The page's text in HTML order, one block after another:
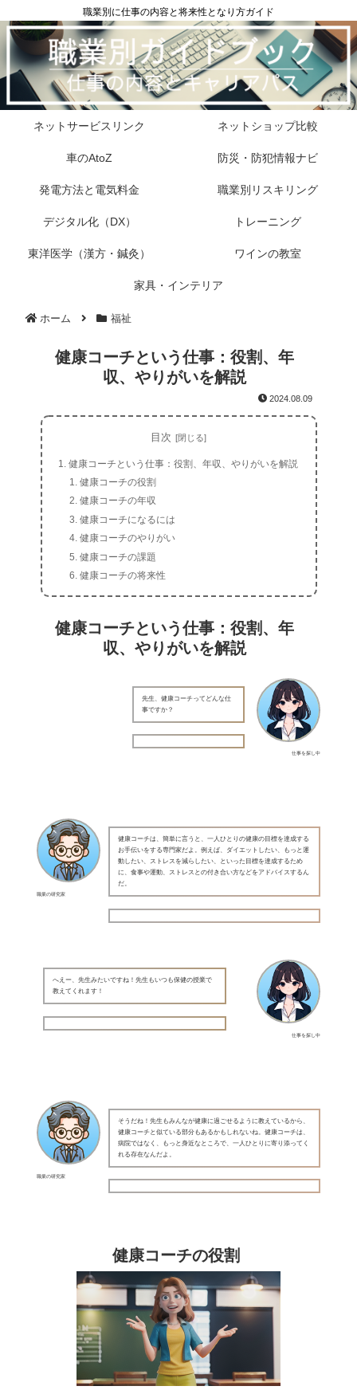
職業別に仕事の内容と将来性となり方ガイド
ネットサービスリンク ネットショップ比較
車のAtoZ 防災・防犯情報ナビ
発電方法と電気料金 職業別リスキリング
デジタル化（DX） トレーニング
東洋医学（漢方・鍼灸） ワインの教室
家具・インテリア
ホーム 福祉
健康コーチという仕事：役割、年
収、やりがいを解説
2024.08.09
目次
健康コーチという仕事：役割、年収、やりがいを解説
健康コーチの役割
健康コーチの年収
健康コーチになるには
健康コーチのやりがい
健康コーチの課題
健康コーチの将来性
健康コーチという仕事：役割、年
収、やりがいを解説
仕事を探し中
先生、健康コーチってどんな仕
事ですか？
職業の研究家
健康コーチは、簡単に言うと、一人ひとりの健康の目標を達成する
お手伝いをする専門家だよ。例えば、ダイエットしたい、もっと運
動したい、ストレスを減らしたい、といった目標を達成するため
に、食事や運動、ストレスとの付き合い方などをアドバイスするん
だ。
仕事を探し中
へえー、先生みたいですね！先生もいつも保健の授業で
教えてくれます！
職業の研究家
そうだね！先生もみんなが健康に過ごせるように教えているから、
健康コーチと似ている部分もあるかもしれないね。健康コーチは、
病院ではなく、もっと身近なところで、一人ひとりに寄り添ってく
れる存在なんだよ。
健康コーチの役割